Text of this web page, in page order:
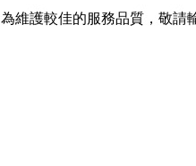
維護較佳的服務品質，敬請